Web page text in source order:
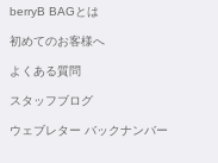
berryB BAGとは
初めてのお客様へ
よくある質問
スタッフブログ
ウェブレター バックナンバー